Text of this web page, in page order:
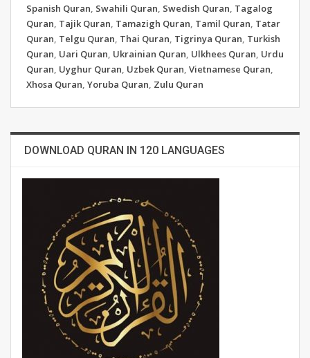
Spanish Quran, Swahili Quran, Swedish Quran, Tagalog
Quran, Tajik Quran, Tamazigh Quran, Tamil Quran, Tatar
Quran, Telgu Quran, Thai Quran, Tigrinya Quran, Turkish
Quran, Uari Quran, Ukrainian Quran, Ulkhees Quran, Urdu
Quran, Uyghur Quran, Uzbek Quran, Vietnamese Quran,
Xhosa Quran, Yoruba Quran, Zulu Quran
DOWNLOAD QURAN IN 120 LANGUAGES